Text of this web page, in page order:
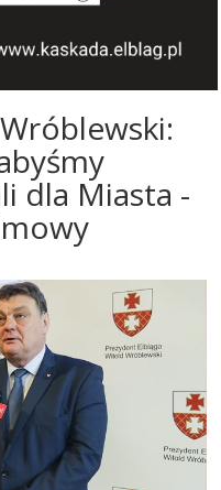
dla Miasta -